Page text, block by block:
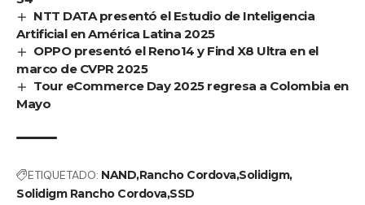
NTT DATA presentó el Estudio de Inteligencia
Artificial en América Latina 2025
OPPO presentó el Reno14 y Find X8 Ultra en el
marco de CVPR 2025
Tour eCommerce Day 2025 regresa a Colombia en
Mayo
ETIQUETADO: NANDRancho CordovaSolidigm
Solidigm Rancho CordovaSSD